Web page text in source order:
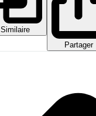
Similaire
Partager